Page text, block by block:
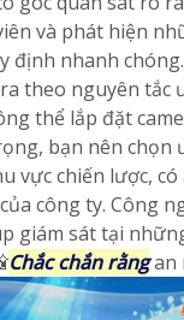
và phát hiện
định nhanh chóng.
theo nguyên tắc
thể lắp đặt
bạn nên chọn
vực chiến lược,
công ty. Công
giám sát tại
Chắc chắn rằngan